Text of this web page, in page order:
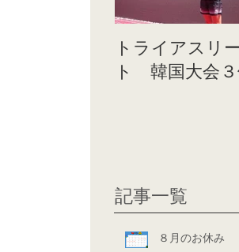
トライアスリー
ト 韓国大会
記事一覧
８月のお休み